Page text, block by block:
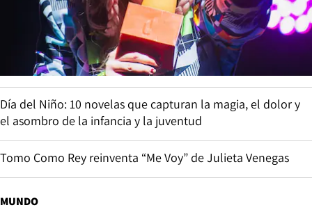
Día del Niño: 10 novelas que capturan la magia, el dolor y
el asombro de la infancia y la juventud
Tomo Como Rey reinventa “Me Voy” de Julieta Venegas
MUNDO